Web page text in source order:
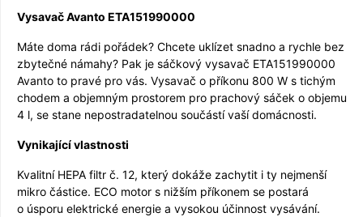
Vysavač Avanto ETA151990000
Máte doma rádi pořádek? Chcete uklízet snadno a rychle bez
zbytečné námahy? Pak je sáčkový vysavač ETA151990000
Avanto to pravé pro vás. Vysavač o příkonu 800 W s tichým
chodem a objemným prostorem pro prachový sáček o objemu
4 l, se stane nepostradatelnou součástí vaší domácnosti.
Vynikající vlastnosti
Kvalitní HEPA filtr č. 12, který dokáže zachytit i ty nejmenší
mikro částice. ECO motor s nižším příkonem se postará
o úsporu elektrické energie a vysokou účinnost vysávání.